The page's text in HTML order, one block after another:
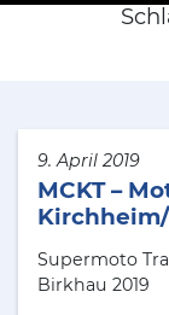
9. April 2019
MCKT –
Supermoto
Birkhau 2019